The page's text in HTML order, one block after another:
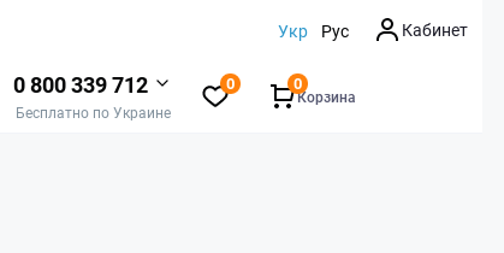
Укр Рус Кабинет
0 800 339 712
Бесплатно по Украине
0
Корзина
0